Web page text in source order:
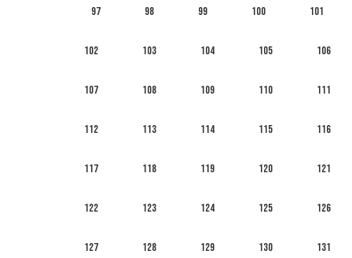
97 98 99 100 101
102 103 104 105 106
107 108 109 110 111
112 113 114 115 116
117 118 119 120 121
122 123 124 125 126
127 128 129 130 131